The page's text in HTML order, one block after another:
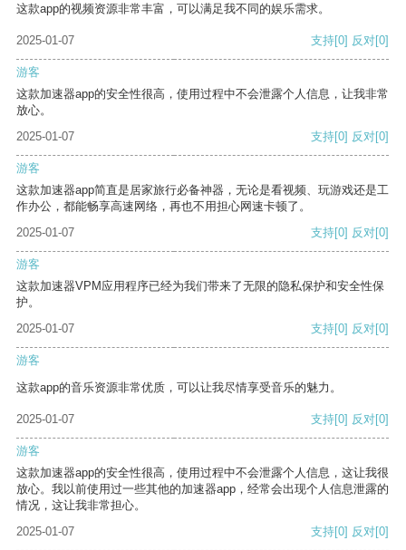
这款app的视频资源非常丰富，可以满足我不同的娱乐需求。
2025-01-07 支持[0] 反对[0]
游客
这款加速器app的安全性很高，使用过程中不会泄露个人信息，让我非常
放心。
2025-01-07
支持[0] 反对[0]
游客
这款加速器app简直是居家旅行必备神器，无论是看视频、玩游戏还是工
作办公，都能畅享高速网络，再也不用担心网速卡顿了。
2025-01-07
支持[0] 反对[0]
游客
这款加速器VPM应用程序已经为我们带来了无限的隐私保护和安全性保
护。
2025-01-07
支持[0] 反对[0]
游客
这款app的音乐资源非常优质，可以让我尽情享受音乐的魅力。
2025-01-07 支持[0] 反对[0]
游客
这款加速器app的安全性很高，使用过程中不会泄露个人信息，这让我很
放心。我以前使用过一些其他的加速器app，经常会出现个人信息泄露的
情况，这让我非常担心。
2025-01-07
支持[0] 反对[0]